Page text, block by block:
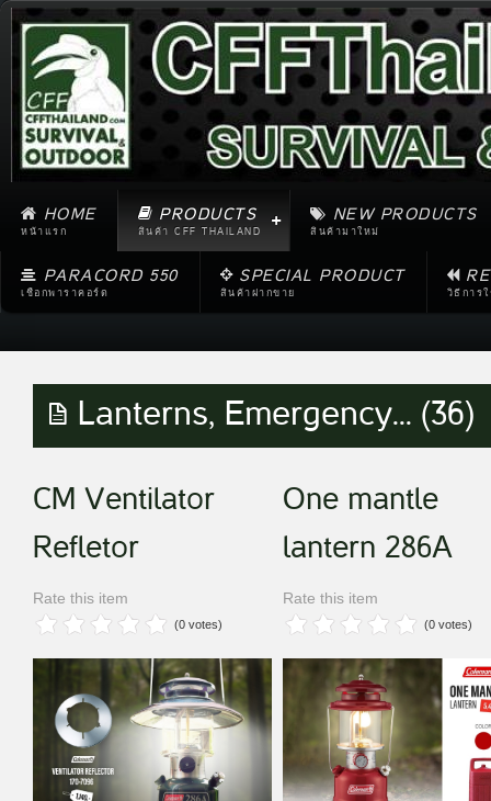
HOME
หน้าแรก
PRODUCTS
สินค้า CFF THAILAND
NEW PRODUCTS
สินค้ามาใหม่
PARACORD 550
เชือกพาราคอร์ด
SPECIAL PRODUCT
สินค้าฝากขาย วิธีการ
Lanterns, Emergency... (36)
CM Ventilator
Refletor
Rate this item
(0 votes)
One mantle
lantern 286A
Rate this item
(0 votes)